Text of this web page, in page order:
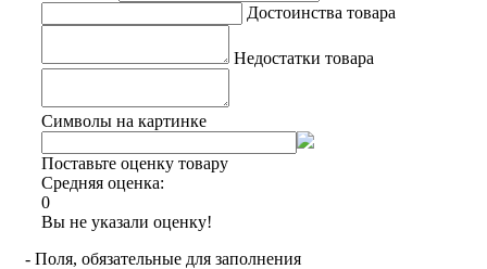
Достоинства товара
Недостатки товара
Символы на картинке
Поставьте оценку товару
Средняя оценка:
0
Вы не указали оценку!
- Поля, обязательные для заполнения